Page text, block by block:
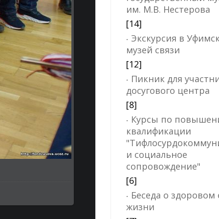
им. М.В. Нестерова
[14]
Экскурсия в
музей связи
[12]
Пикник для
досугового центра
[8]
Курсы по
квалификации
и социальное
сопровождение"
[6]
Беседа о здоровом
жизни